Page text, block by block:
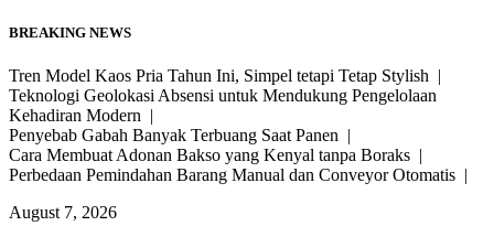
BREAKING NEWS
Tren Model Kaos Pria Tahun Ini, Simpel tetapi Tetap Stylish |
Teknologi Geolokasi Absensi untuk Mendukung Pengelolaan
Kehadiran Modern |
Penyebab Gabah Banyak Terbuang Saat Panen |
Cara Membuat Adonan Bakso yang Kenyal tanpa Boraks |
Perbedaan Pemindahan Barang Manual dan Conveyor Otomatis |
August 7, 2026